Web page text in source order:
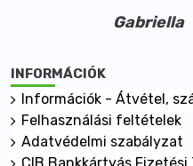
Gabriella
INFORMÁCIÓK
Információk - Átvétel,
Felhasználási feltételek
Adatvédelmi szabályzat
CIB Bankkártyás